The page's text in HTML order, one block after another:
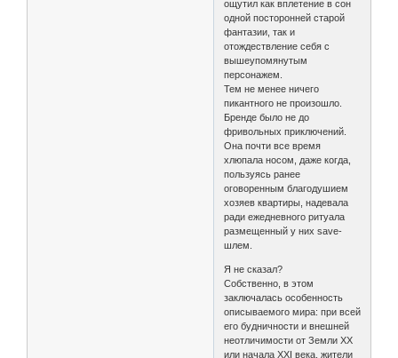
ощутил как вплетение в сон
одной посторонней старой
фантазии, так и
отождествление себя с
вышеупомянутым
персонажем.
Тем не менее ничего
пикантного не произошло.
Бренде было не до
фривольных приключений.
Она почти все время
хлюпала носом, даже когда,
пользуясь ранее
оговоренным благодушием
хозяев квартиры, надевала
ради ежедневного ритуала
размещенный у них save-
шлем.
Я не сказал?
Собственно, в этом
заключалась особенность
описываемого мира: при всей
его будничности и внешней
неотличимости от Земли XX
или начала XXI века, жители